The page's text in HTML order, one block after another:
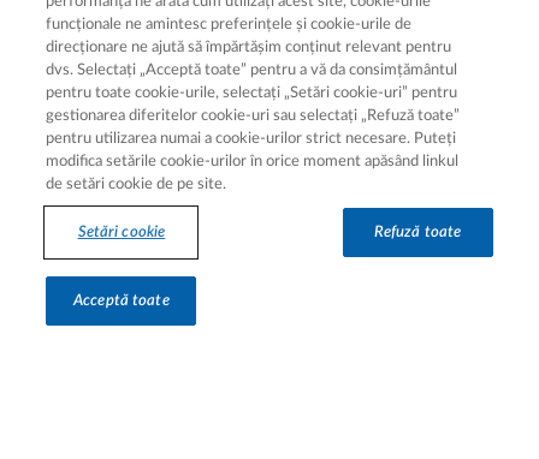
Legal [Footer Second]
Termeni de utilizare
Notă de informare
funcționale ne amintesc preferințele și cookie-urile de
direcționare ne ajută să împărtășim conținut relevant pentru
dvs. Selectați „Acceptă toate” pentru a vă da consimțământul
pentru toate cookie-urile, selectați „Setări cookie-uri” pentru
gestionarea diferitelor cookie-uri sau selectați „Refuză toate”
pentru utilizarea numai a cookie-urilor strict necesare. Puteți
modifica setările cookie-urilor în orice moment apăsând linkul
de setări cookie de pe site.
Setări cookie Refuză toate
Acceptă toate